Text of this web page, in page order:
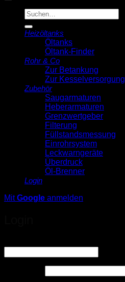
Suche
nach:
Heizöltanks
Öltanks
Öltank-Finder
Rohr & Co
Zur Betankung
Zur Kesselversorgung
Zubehör
Saugarmaturen
Heberarmaturen
Grenzwertgeber
Filterung
Füllstandsmessung
Einrohrsystem
Leckwarngeräte
Überdruck
Öl-Brenner
Login
MitGoogle anmelden